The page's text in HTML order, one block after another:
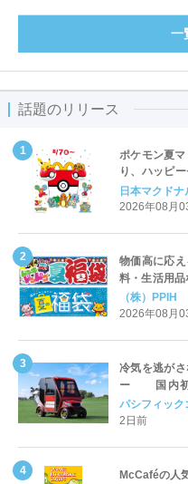
一
話題のリリース
ポケモン夏
り、ハッピ
定登場
日本マクド
2026年08月
物価高に応
料・生活用
「夏福袋」
（株）PPIH
2026年08月
冷気を逃が
ー 国内初
Cart（エア
パシフィック
2日前
McCaféの人